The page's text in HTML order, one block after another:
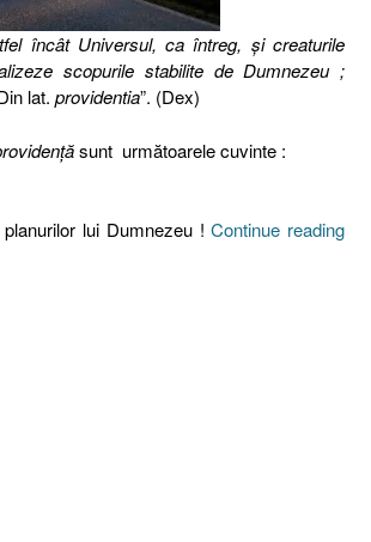
încât Universul, ca întreg, și creaturile
scopurile stabilite de Dumnezeu ;
lat. providentia”. (Dex)
sunt următoarele cuvinte :
planurilor lui Dumnezeu !Continue reading